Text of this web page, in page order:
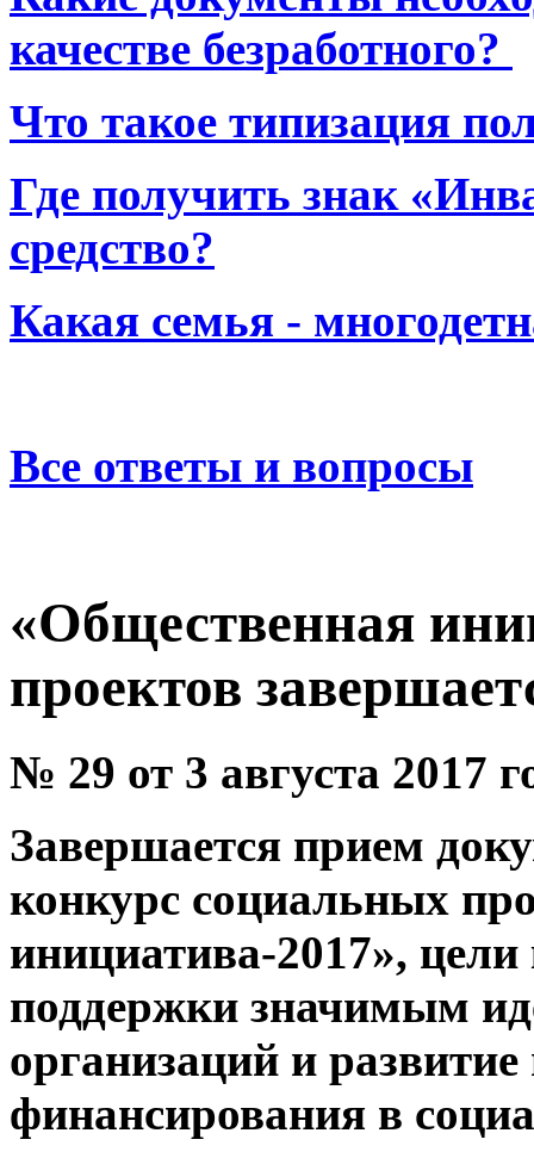
качестве безработного?
Что такое типизация
Где получить знак
средство?
Какая семья -
Все ответы и вопросы
«Общественная
проектов
№ 29 от 3 августа 2017
Завершается прием
конкурс социальных
инициатива-2017», цели
поддержки значимым
организаций и
финансирования в